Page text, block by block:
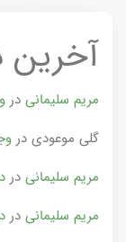
آخرین
مریم سلیمانی در
گلی موعودی در
مریم سلیمانی در
مریم سلیمانی در